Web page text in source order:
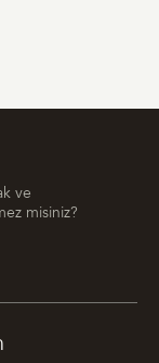
ve
misiniz?